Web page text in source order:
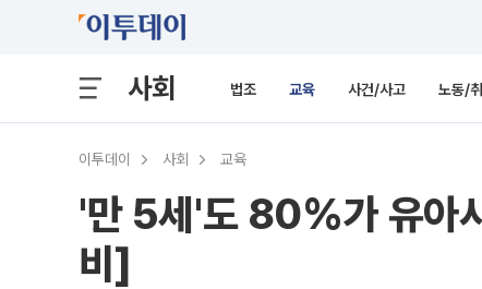
사회 법조 교육 사건/사고 노동/
이투데이 사회 교육
'만 5세'도 80%가 유아
비]